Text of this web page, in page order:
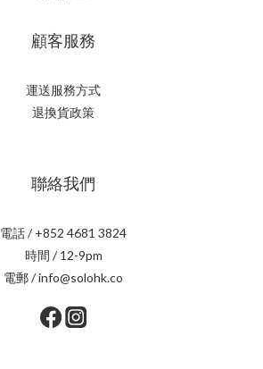
顧客服務
運送服務方式
退換貨政策
聯絡我們
電話 / +852 4681 3824
時間 / 12-9pm
電郵 / info@solohk.co